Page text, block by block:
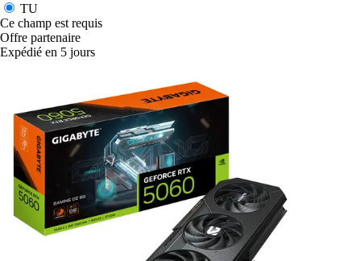
TU
Ce champ est requis
Offre partenaire
Expédié en 5 jours